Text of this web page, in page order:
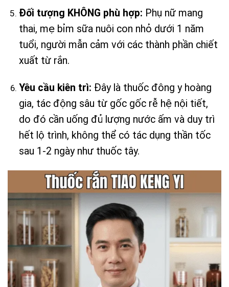
Đối tượng KHÔNG phù hợp: Phụ nữ mang
thai, mẹ bỉm sữa nuôi con nhỏ dưới 1 năm
tuổi, người mẫn cảm với các thành phần chiết
xuất từ rắn.
Yêu cầu kiên trì: Đây là thuốc đông y hoàng
gia, tác động sâu từ gốc gốc rễ hệ nội tiết,
do đó cần uống đủ lượng nước ấm và duy trì
hết lộ trình, không thể có tác dụng thần tốc
sau 1-2 ngày như thuốc tây.